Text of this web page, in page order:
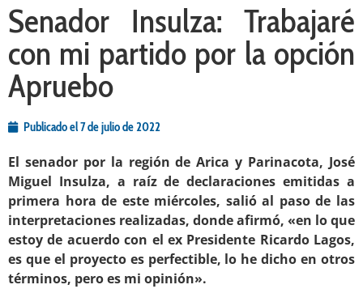
Senador Insulza: Trabajaré
con mi partido por la opción
Apruebo
Publicado el7 de julio de 2022
El senador por la región de Arica y Parinacota, José
Miguel Insulza, a raíz de declaraciones emitidas a
primera hora de este miércoles, salió al paso de las
interpretaciones realizadas, donde afirmó, «en lo que
estoy de acuerdo con el ex Presidente Ricardo Lagos,
es que el proyecto es perfectible, lo he dicho en otros
términos, pero es mi opinión».